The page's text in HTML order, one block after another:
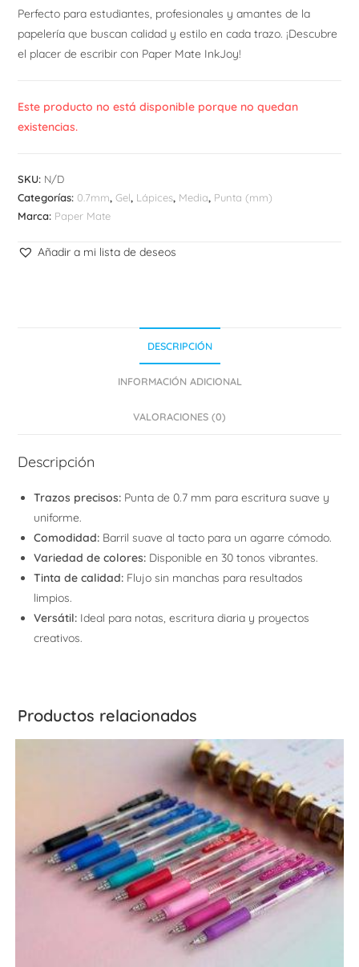
Perfecto para estudiantes, profesionales y amantes de la
papelería que buscan calidad y estilo en cada trazo. ¡Descubre
el placer de escribir con Paper Mate InkJoy!
Este producto no está disponible porque no quedan
existencias.
SKU: N/D
Categorías: 0.7mm,Gel, Lápices, Media, Punta (mm)
Marca: Paper Mate
Añadir a mi lista de deseos
DESCRIPCIÓN
INFORMACIÓN ADICIONAL
VALORACIONES (0)
Descripción
Trazos precisos: Punta de 0.7 mm para escritura suave y
uniforme.
Comodidad: Barril suave al tacto para un agarre cómodo.
Variedad de colores: Disponible en 30 tonos vibrantes.
Tinta de calidad: Flujo sin manchas para resultados
limpios.
Versátil: Ideal para notas, escritura diaria y proyectos
creativos.
Productos relacionados